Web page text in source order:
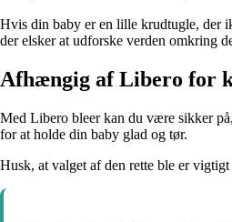
Hvis din baby er en lille krudtugle, der
der elsker at udforske verden omkring
Afhængig af Libero for
Med Libero bleer kan du være sikker
for at holde din baby glad og tør.
Husk, at valget af den rette ble er